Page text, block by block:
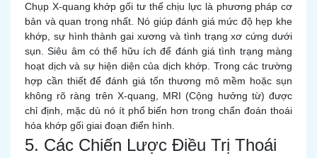
Chụp X-quang khớp gối tư thế chịu lực là phương pháp cơ
bản và quan trọng nhất. Nó giúp đánh giá mức độ hẹp khe
khớp, sự hình thành gai xương và tình trạng xơ cứng dưới
sụn. Siêu âm có thể hữu ích để đánh giá tình trạng màng
hoạt dịch và sự hiện diện của dịch khớp. Trong các trường
hợp cần thiết để đánh giá tổn thương mô mềm hoặc sụn
không rõ ràng trên X-quang, MRI (Cộng hưởng từ) được
chỉ định, mặc dù nó ít phổ biến hơn trong chẩn đoán thoái
hóa khớp gối giai đoạn điển hình.
5. Các Chiến Lược Điều Trị Thoái